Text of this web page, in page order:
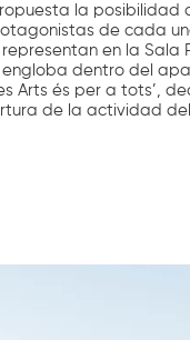
la posibilidad
de cada
en la Sala
engloba dentro del
Arts és per a tots’,
de la actividad